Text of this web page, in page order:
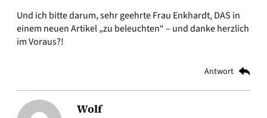
Und ich bitte darum, sehr geehrte Frau Enkhardt, DAS in
einem neuen Artikel „zu beleuchten“ – und danke herzlich
im Voraus?!
Antwort
Wolf